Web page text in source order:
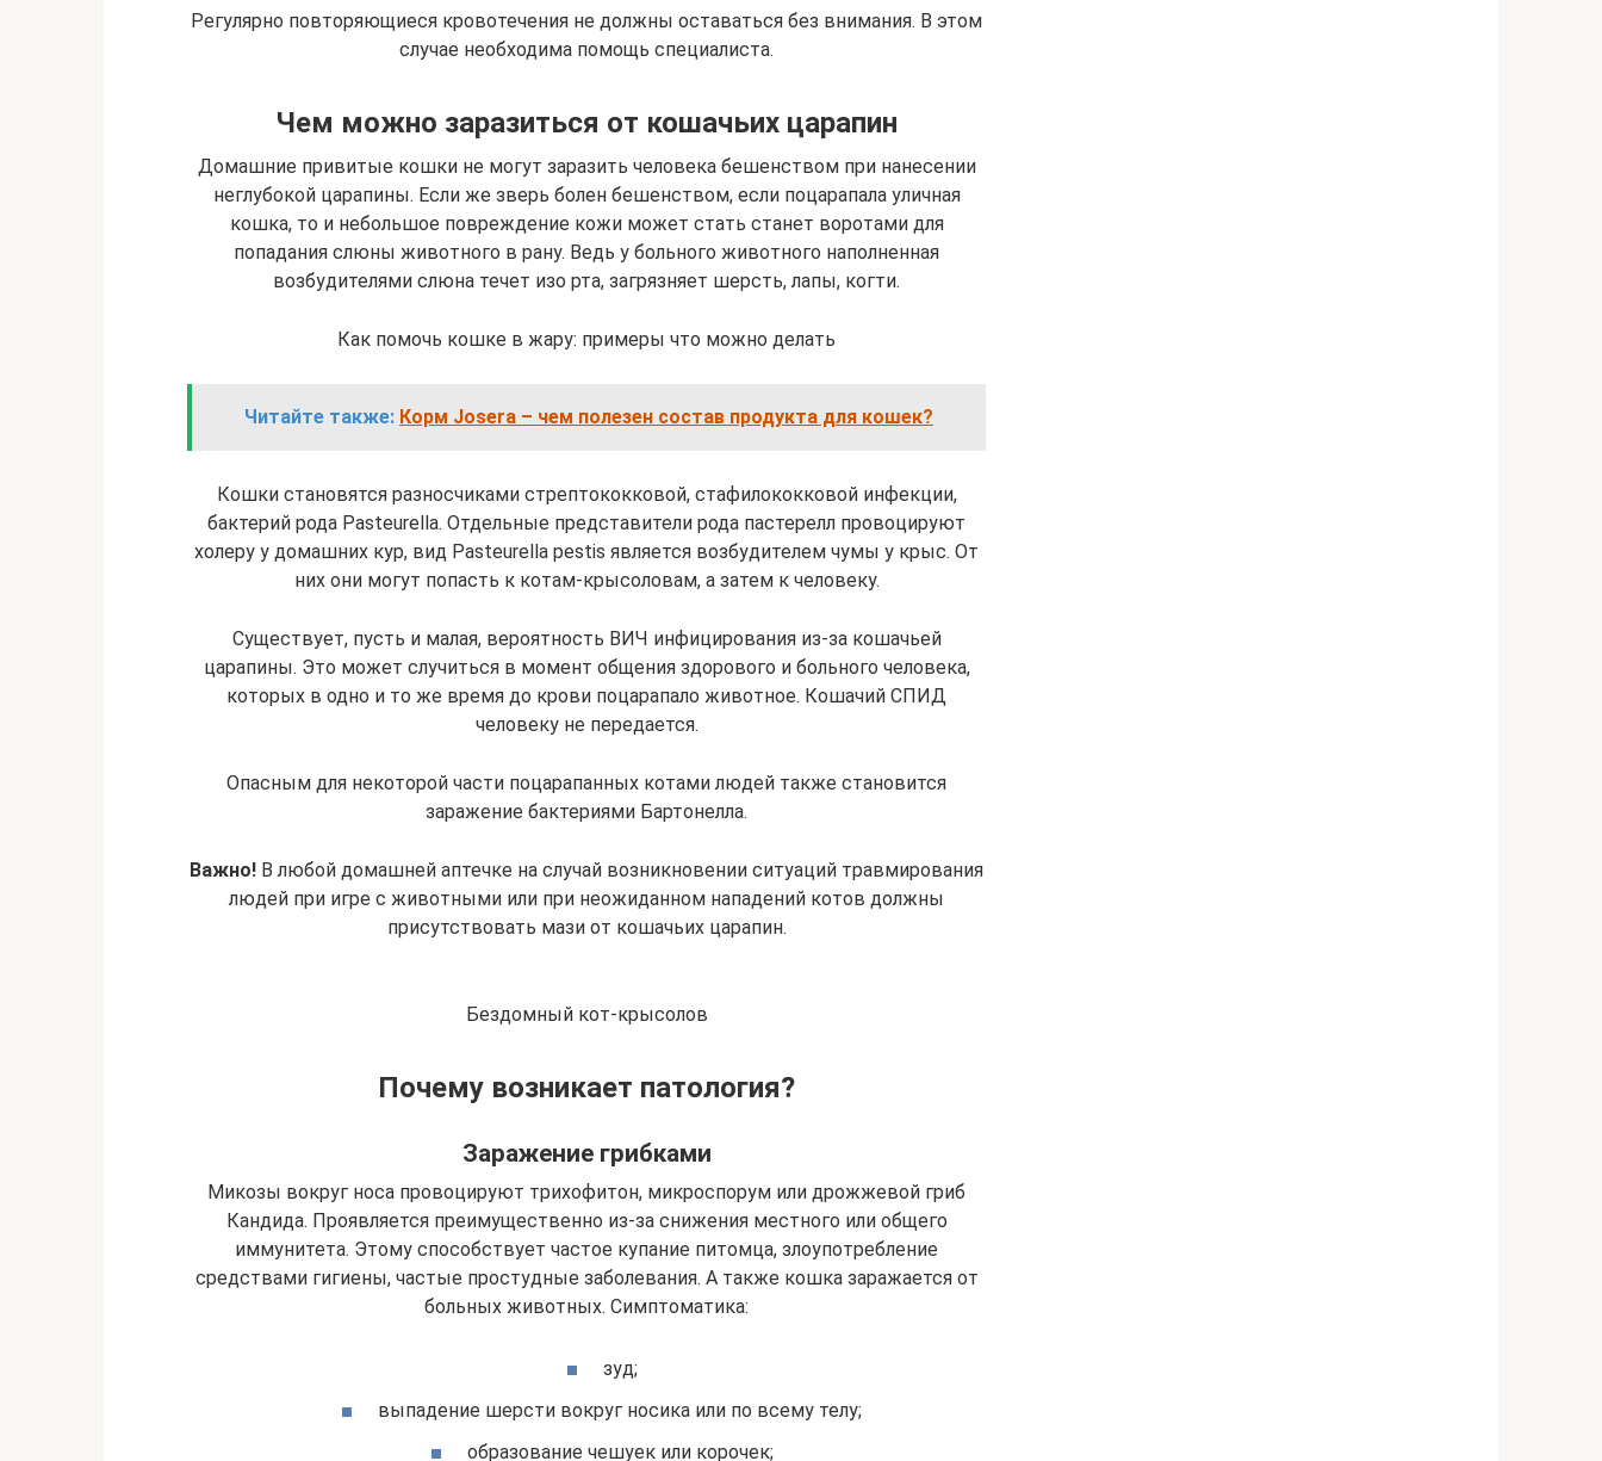
Регулярно повторяющиеся кровотечения не должны оставаться без внимания. В этом
случае необходима помощь специалиста.
Чем можно заразиться от кошачьих царапин
Домашние привитые кошки не могут заразить человека бешенством при нанесении
неглубокой царапины. Если же зверь болен бешенством, если поцарапала уличная
кошка, то и небольшое повреждение кожи может стать станет воротами для
попадания слюны животного в рану. Ведь у больного животного наполненная
возбудителями слюна течет изо рта, загрязняет шерсть, лапы, когти.
Как помочь кошке в жару: примеры что можно делать
Читайте также: Корм Josera – чем полезен состав продукта для кошек?
Кошки становятся разносчиками стрептококковой, стафилококковой инфекции,
бактерий рода Pasteurella. Отдельные представители рода пастерелл провоцируют
холеру у домашних кур, вид Pasteurella pestis является возбудителем чумы у крыс. От
них они могут попасть к котам-крысоловам, а затем к человеку.
Существует, пусть и малая, вероятность ВИЧ инфицирования из-за кошачьей
царапины. Это может случиться в момент общения здорового и больного человека,
которых в одно и то же время до крови поцарапало животное. Кошачий СПИД
человеку не передается.
Опасным для некоторой части поцарапанных котами людей также становится
заражение бактериями Бартонелла.
Важно! В любой домашней аптечке на случай возникновении ситуаций травмирования
людей при игре с животными или при неожиданном нападений котов должны
присутствовать мази от кошачьих царапин.
Бездомный кот-крысолов
Почему возникает патология?
Заражение грибками
Микозы вокруг носа провоцируют трихофитон, микроспорум или дрожжевой гриб
Кандида. Проявляется преимущественно из-за снижения местного или общего
иммунитета. Этому способствует частое купание питомца, злоупотребление
средствами гигиены, частые простудные заболевания. А также кошка заражается от
больных животных. Симптоматика:
зуд;
выпадение шерсти вокруг носика или по всему телу;
образование чешуек или корочек;